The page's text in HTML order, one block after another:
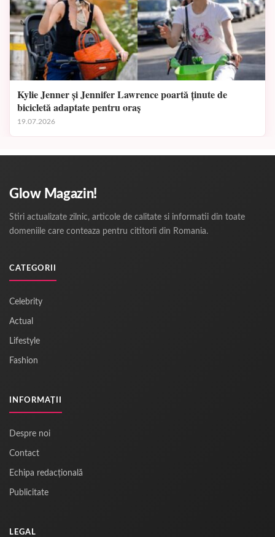
Kylie Jenner și Jennifer Lawrence poartă ținute de
bicicletă adaptate pentru oraș
19.07.2026
Glow Magazin!
Stiri actualizate zilnic, articole de calitate si informatii din toate
domeniile care conteaza pentru cititorii din Romania.
CATEGORII
Celebrity
Actual
Lifestyle
Fashion
INFORMAȚII
Despre noi
Contact
Echipa redacțională
Publicitate
LEGAL